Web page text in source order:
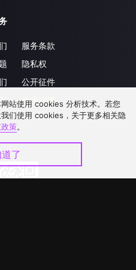
服务条款
隐私权
公开征件
合作洽談
站使用 cookies 分析技术。若您
们使用 cookies，关于更多相关隐
策。
了